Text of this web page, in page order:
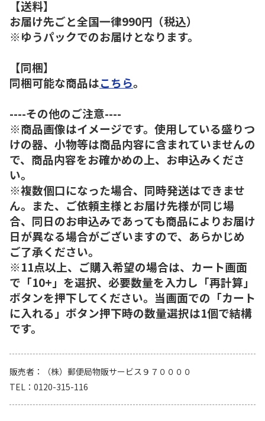
【送料】
お届け先ごと全国一律990円（税込）
※ゆうパックでのお届けとなります。
【同梱】
同梱可能な商品はこちら。
----その他のご注意----
※商品画像はイメージです。使用している盛りつ
けの器、小物等は商品内容に含まれていませんの
で、商品内容をお確かめの上、お申込みくださ
い。
※複数個口になった場合、同時発送はできませ
ん。また、ご依頼主様とお届け先様が同じ場
合、同日のお申込みであっても商品によりお届け
日が異なる場合がございますので、あらかじめ
ご了承ください。
※11点以上、ご購入希望の場合は、カート画面
で「10+」を選択、必要数量を入力し「再計算」
ボタンを押下してください。当画面での「カート
に入れる」ボタン押下時の数量選択は1個で結構
です。
販売者
（株）郵便局物販サービス９７００００
TEL
0120-315-116